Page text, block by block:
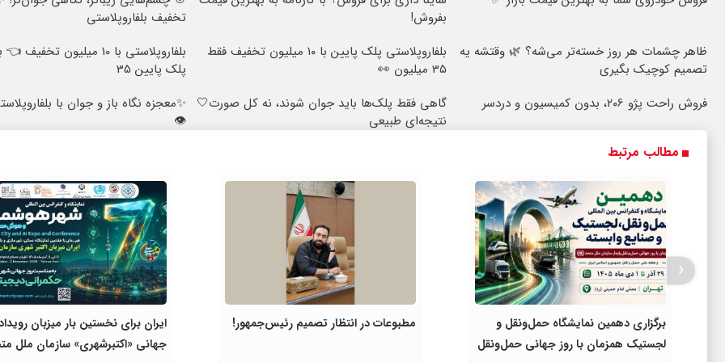
بفروش!
تخفیف بلفاروپلاستی
ظاهر چشمات هر روز خسته‌تر می‌شه؟ 🌿 وقتشه یه
تصمیم کوچیک بگیری
بلفاروپلاستی پلک پایین با ۱۰ میلیون تخفیف فقط
3۵ میلیون 👀
پلک پایین 35
فروش راحت پژو ۲۰6، بدون کمیسیون و دردسر
گاهی فقط پلک‌ها باید جوان شوند، نه کل صورت🤍
نتیجه‌ای طبیعی
✨معجزه نگاه باز و جوان با
👁️
مطالب مرتبط
برگزاری دهمین نمایشگاه حمل‌ونقل و
لجستیک همزمان با روز جهانی حمل‌ونقل
مطبوعات در انتظار تصمیم رئیس‌جمهور!
ایران برای نخستین بار میزبان
جهانی «اکتبرشهری» سازمان ملل
‹